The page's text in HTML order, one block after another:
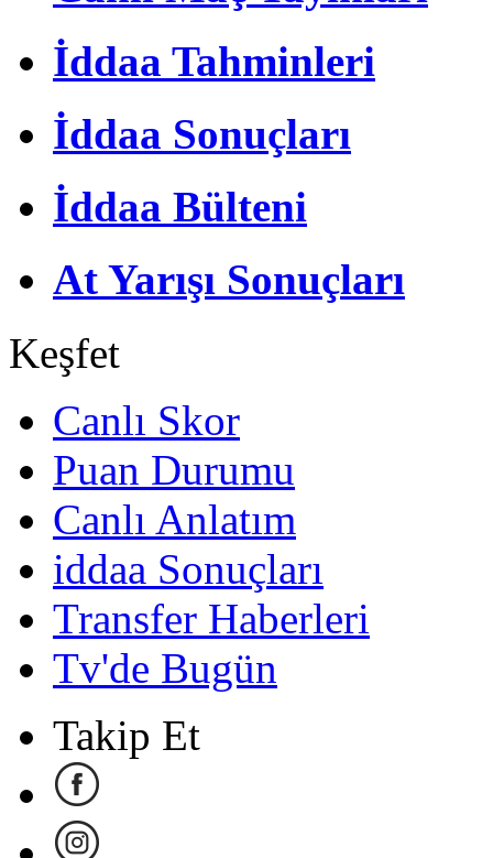
İddaa Tahminleri
İddaa Sonuçları
İddaa Bülteni
At Yarışı Sonuçları
Keşfet
Canlı Skor
Puan Durumu
Canlı Anlatım
iddaa Sonuçları
Transfer Haberleri
Tv'de Bugün
Takip Et